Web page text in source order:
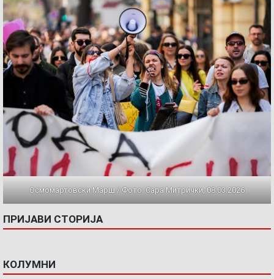
Осмомартовски Марш / Фото: Сара Митрички, 08.03.2026
ПРИЈАВИ СТОРИЈА
КОЛУМНИ